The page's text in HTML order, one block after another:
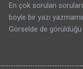
En çok sorulan
böyle bir yazı
Görselde de
değişiyor. Tabi
kısadevresine neden